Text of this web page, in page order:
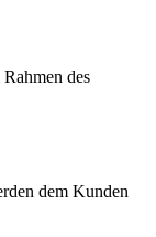
des
dem Kunden